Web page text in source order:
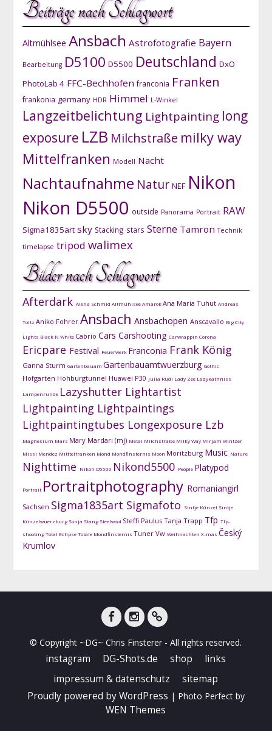
Beiträge nach Schlagwort
Altmühlsee Ansbach Astrofotografie Bayern
Bearbeitung D5100 D5500 Deutschland DxO
PhotoLab 4 FFC-Bechhofen franconia Franken
frankonia germany HDR Himmel L-Winkel
Langzeitbelichtung Lightpainting long
exposure LZB Milchstraße milky way
Mittelfranken Modell Nacht
Nachtaufnahme Natur NEF Nikon
Nikon D5500 outside Panorama Portrait RAW
Sigma1835art sky Stacking stars Sterne Tamron Technik
timelapse tripod walimex
Bilder nach Schlagwort
Afterdark Alena Schmid AltmühlseeAmarokAna Maria Tuhut Andreas
Toltz Aniko Fohrer Ansbach Ansbachopen Anscavallo Big City
Lights Black N White Cabrio Cars Carshooting Carwrappin Corona
Ericpare Festival Feuerwerk Franconia Frank König
Ganna Sturm Gartenbauam Gartenbauamtwuerzburg Gothic
Hofgarten Hohburgtunnel Huawei P30 Julia Rudi Lady Zee Ladykathniss
Lampenrunde Lazyshutter Lightartist
Lightpainting Lightpaintings
Lightpaintingtubes Longexposure Lzb
Magnesium Mars Mary Mardari (mj) Metal Milchstraße Milky Way Mirjam Wintzer
Missi Mendez Mitttelfranken Mond Mondfinsternis Moon Moritzburg Music Nature
Nighttime Nikon D5500 Nikond5500 People Platypod
Portrait Portraitphotography Romaniangirl
Sachsen Sigma1835art Sigmafoto Sintje Künzel Sintje
Künzelwuerzburg Sonja Stang Steelwool Steffi Paulus Tanja Trapp Tfp Tfp-
shootingTotal EclipseTotale Mondfinsternis Tuner Vw Weihnachten X-mas Český
Krumlov
© Copyright ~DG~ Chris Finsterer - All rights reserved.
instagram DG-Shots.de shop
links
impressum & datenschutz
sitemap
Proudly powered by WordPress | Photo Perfect by
WEN Themes